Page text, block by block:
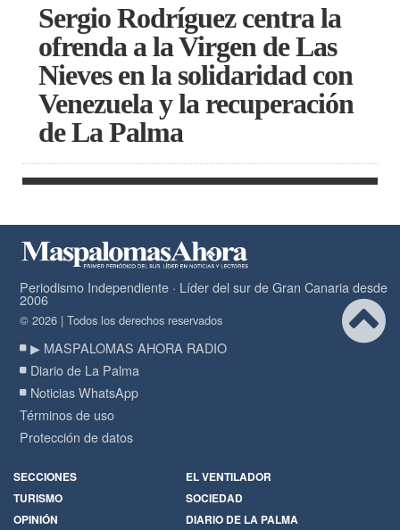
Sergio Rodríguez centra la
ofrenda a la Virgen de Las
Nieves en la solidaridad con
Venezuela y la recuperación
de La Palma
Periodismo Independiente · Líder del sur de Gran Canaria desde
2006
© 2026 | Todos los derechos reservados
▶ MASPALOMAS AHORA RADIO
Diario de La Palma
Noticias WhatsApp
Términos de uso
Protección de datos
SECCIONES
EL VENTILADOR
TURISMO
SOCIEDAD
OPINIÓN
DIARIO DE LA PALMA